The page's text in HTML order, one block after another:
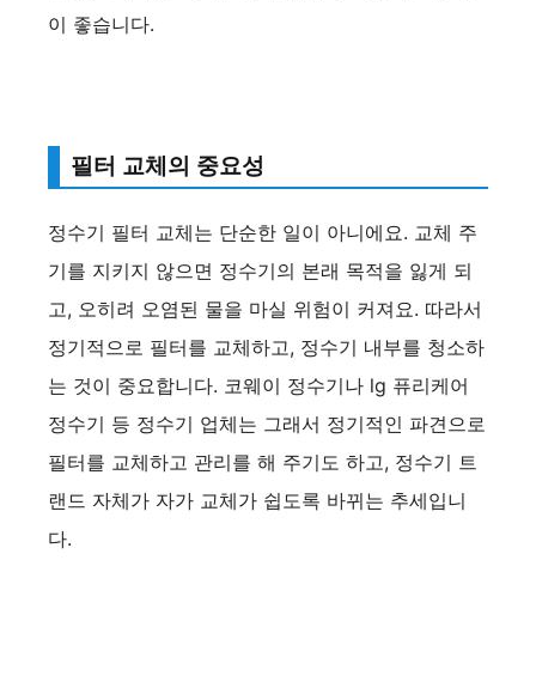
이 좋습니다​.
필터 교체의 중요성
정수기 필터 교체는 단순한 일이 아니에요. 교체 주
기를 지키지 않으면 정수기의 본래 목적을 잃게 되
고, 오히려 오염된 물을 마실 위험이 커져요. 따라서
정기적으로 필터를 교체하고, 정수기 내부를 청소하
는 것이 중요합니다. 코웨이 정수기나 lg 퓨리케어
정수기 등 정수기 업체는 그래서 정기적인 파견으로
필터를 교체하고 관리를 해 주기도 하고, 정수기 트
랜드 자체가 자가 교체가 쉽도록 바뀌는 추세입니
다.